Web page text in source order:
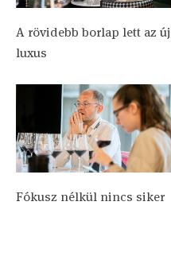
A rövidebb borlap lett az új
luxus
Fókusz nélkül nincs siker